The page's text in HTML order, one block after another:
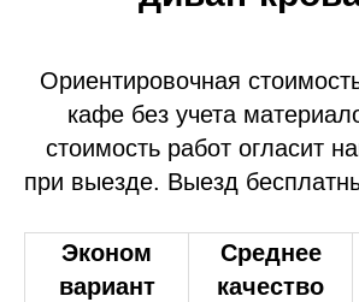
Ориентировочная
кафе без учета
стоимость работ огласит
при выезде. Выезд
Эконом
вариант
Среднее
качество